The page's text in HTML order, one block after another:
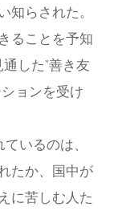
知らされた。
ることを予知
した”善き友
ョンを受け
いるのは、
たか、国中が
に苦しむ人た